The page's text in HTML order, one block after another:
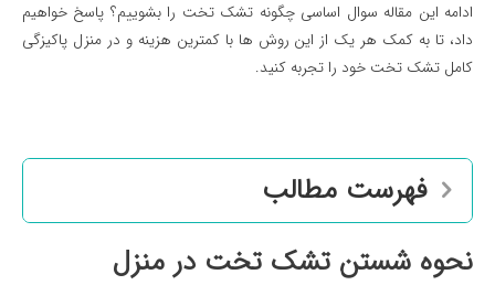
ادامه این مقاله سوال اساسی چگونه تشک تخت را بشوییم؟ پاسخ خواهیم
داد، تا به کمک هر یک از این روش ها با کمترین هزینه و در منزل پاکیزگی
کامل تشک تخت خود را تجربه کنید.
فهرست مطالب
نحوه شستن تشک تخت در منزل